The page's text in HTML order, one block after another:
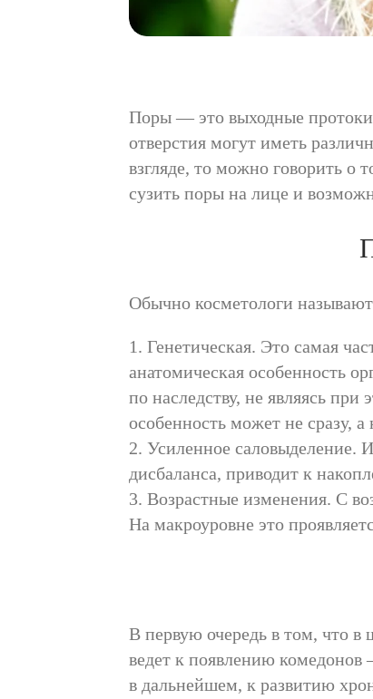
Поры — это выходные протоки
отверстия могут иметь
взгляде, то можно говорить о
сузить поры на лице и
Обычно косметологи
1. Генетическая. Это самая
анатомическая особенность
по наследству, не являясь
особенность может не сразу,
2. Усиленное саловыделение.
дисбаланса, приводит к
3. Возрастные изменения. С
На макроуровне это
В первую очередь в том, что в
ведет к появлению
в дальнейшем, к развитию